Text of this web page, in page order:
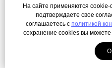
ОГРН:
Режим работы:
Создание
На сайте применяются
подтверждаете свое
соглашаетесь с политикой
сохранение cookies вы можете